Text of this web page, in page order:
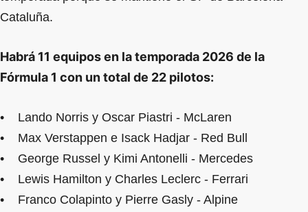
Cataluña.
Habrá 11 equipos en la temporada 2026 de la
Fórmula 1 con un total de 22 pilotos:
• Lando Norris y Oscar Piastri - McLaren
• Max Verstappen e Isack Hadjar - Red Bull
• George Russel y Kimi Antonelli - Mercedes
• Lewis Hamilton y Charles Leclerc - Ferrari
• Franco Colapinto y Pierre Gasly - Alpine